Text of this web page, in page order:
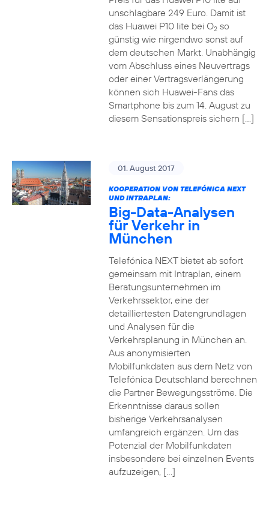
unschlagbare 249 Euro. Damit ist
das Huawei P10 lite bei O2so
günstig wie nirgendwo sonst auf
dem deutschen Markt. Unabhängig
vom Abschluss eines Neuvertrags
oder einer Vertragsverlängerung
können sich Huawei-Fans das
Smartphone bis zum 14. August zu
diesem Sensationspreis sichern […]
01. August 2017
KOOPERATION VON TELEFÓNICA NEXT
UND INTRAPLAN:
Big-Data-Analysen
für Verkehr in
München
Telefónica NEXT bietet ab sofort
gemeinsam mit Intraplan, einem
Beratungsunternehmen im
Verkehrssektor, eine der
detailliertesten Datengrundlagen
und Analysen für die
Verkehrsplanung in München an.
Aus anonymisierten
Mobilfunkdaten aus dem Netz von
Telefónica Deutschland berechnen
die Partner Bewegungsströme. Die
Erkenntnisse daraus sollen
bisherige Verkehrsanalysen
umfangreich ergänzen. Um das
Potenzial der Mobilfunkdaten
insbesondere bei einzelnen Events
aufzuzeigen, […]